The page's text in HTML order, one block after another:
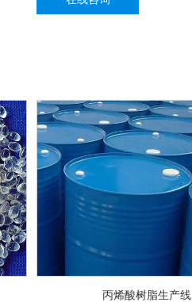
丙烯酸树脂生产线